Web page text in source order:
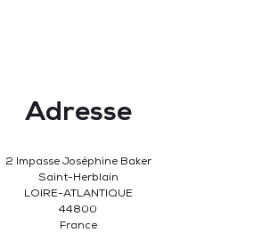
Adresse
2 Impasse Joséphine Baker
Saint-Herblain
LOIRE-ATLANTIQUE
44800
France